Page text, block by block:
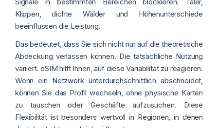
Klippen, dichte Wälder und Höhenunterschiede
beeinflussen die Leistung.
Das bedeutet, dass Sie sich nicht nur auf die theoretische
Abdeckung verlassen können. Die tatsächliche Nutzung
variiert. eSIM hilft Ihnen, auf diese Variabilität zu reagieren.
Wenn ein Netzwerk unterdurchschnittlich abschneidet,
können Sie das Profil wechseln, ohne physische Karten
zu tauschen oder Geschäfte aufzusuchen. Diese
Flexibilität ist besonders wertvoll in Regionen, in denen